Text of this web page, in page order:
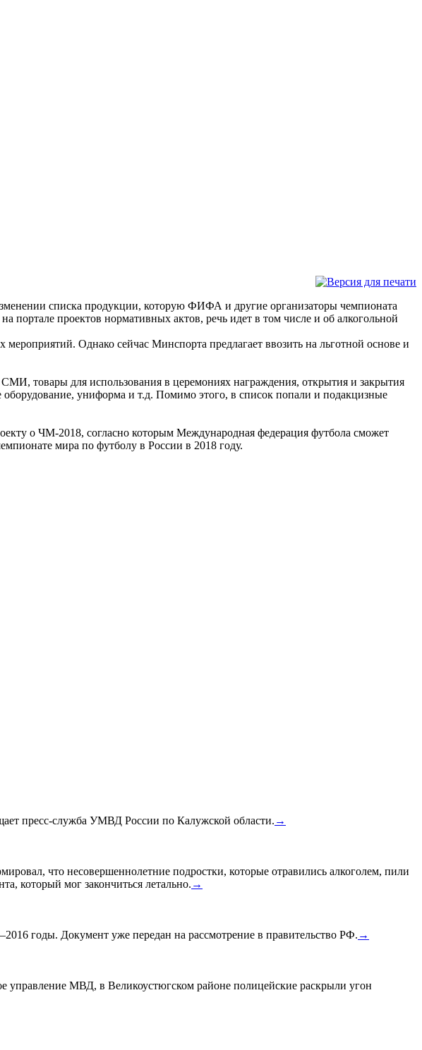
списка продукции, которую ФИФА и другие организаторы чемпионата
портале проектов нормативных актов, речь идет в том числе и об алкогольной
Однако сейчас Минспорта предлагает ввозить на льготной основе и
товары для использования в церемониях награждения, открытия и закрытия
униформа и т.д. Помимо этого, в список попали и подакцизные
о ЧМ-2018, согласно которым Международная федерация футбола сможет
мира по футболу в России в 2018 году.
пресс-служба УМВД России по Калужской области. →
что несовершеннолетние подростки, которые отравились алкоголем, пили
который мог закончиться летально. →
годы. Документ уже передан на рассмотрение в правительство РФ. →
управление МВД, в Великоустюгском районе полицейские раскрыли угон